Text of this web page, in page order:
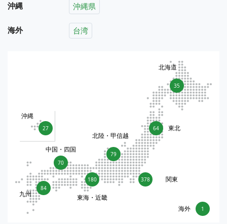
沖縄 沖縄県
海外 台湾
35
北海道
64 東北
378 関東
79
北陸・甲信越
180
東海・近畿
70
中国・四国
84
九州
27
沖縄
1
海外